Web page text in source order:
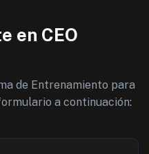
en CEO
de Entrenamiento para
a continuación: